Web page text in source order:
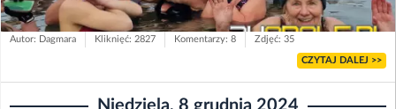
Autor: Dagmara Kliknięć: 2827 Komentarzy: 8 Zdjęć: 35
CZYTAJ DALEJ >>
Niedziela, 8 grudnia 2024